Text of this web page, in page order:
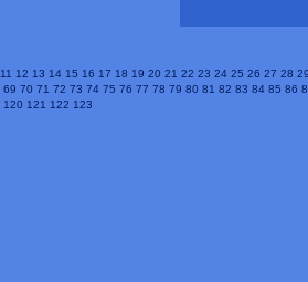
11 12 13 14 15 16 17 18 19 20 21 22 23 24 25 26 27 28
69 70 71 72 73 74 75 76 77 78 79 80 81 82 83 84 85 86
120 121 122 123